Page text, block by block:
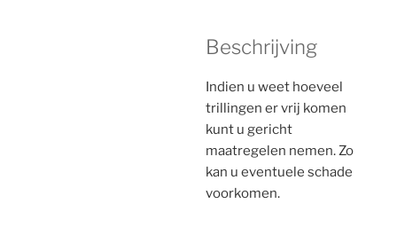
Beschrijving
Indien u weet hoeveel
trillingen er vrij komen
kunt u gericht
maatregelen nemen. Zo
kan u eventuele schade
voorkomen.